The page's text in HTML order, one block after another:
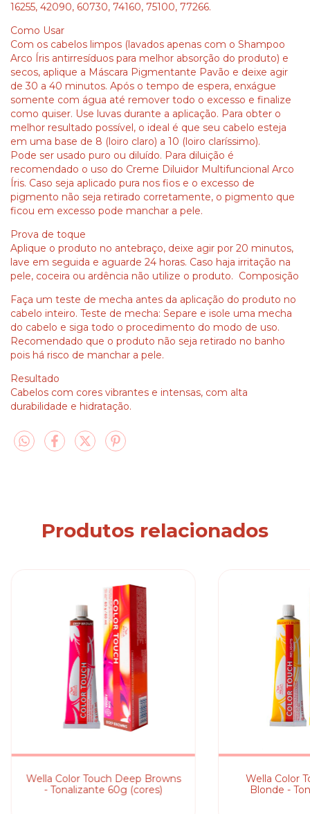
16255, 42090, 60730, 74160, 75100, 77266.
Como Usar
Com os cabelos limpos (lavados apenas com o Shampoo
Arco Íris antirresíduos para melhor absorção do produto) e
secos, aplique a Máscara Pigmentante Pavão e deixe agir
de 30 a 40 minutos. Após o tempo de espera, enxágue
somente com água até remover todo o excesso e finalize
como quiser. Use luvas durante a aplicação. Para obter o
melhor resultado possível, o ideal é que seu cabelo esteja
em uma base de 8 (loiro claro) a 10 (loiro claríssimo).
Pode ser usado puro ou diluído. Para diluição é
recomendado o uso do Creme Diluidor Multifuncional Arco
Íris. Caso seja aplicado pura nos fios e o excesso de
pigmento não seja retirado corretamente, o pigmento que
ficou em excesso pode manchar a pele.
Prova de toque
Aplique o produto no antebraço, deixe agir por 20 minutos,
lave em seguida e aguarde 24 horas. Caso haja irritação na
pele, coceira ou ardência não utilize o produto. Composição
Faça um teste de mecha antes da aplicação do produto no
cabelo inteiro. Teste de mecha: Separe e isole uma mecha
do cabelo e siga todo o procedimento do modo de uso.
Recomendado que o produto não seja retirado no banho
pois há risco de manchar a pele.
Resultado
Cabelos com cores vibrantes e intensas, com alta
durabilidade e hidratação.
Produtos relacionados
Wella Color Touch Deep Browns
- Tonalizante 60g (cores)
Wella Color
Blonde -